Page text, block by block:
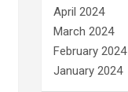
April 2024
March 2024
February 2024
January 2024